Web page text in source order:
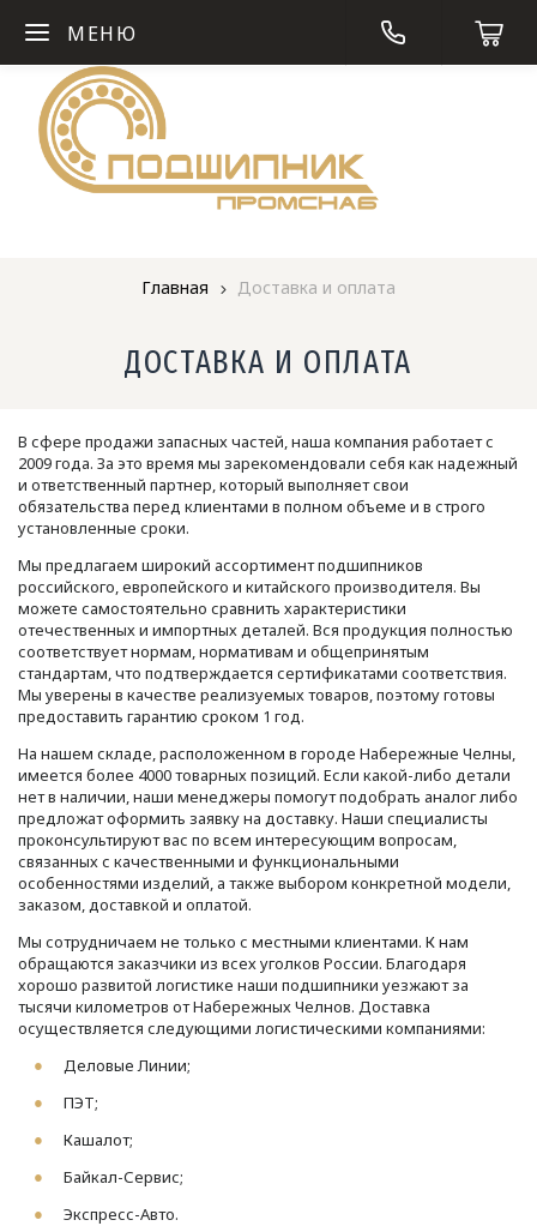
МЕНЮ
Главная Доставка и оплата
ДОСТАВКА И ОПЛАТА
В сфере продажи запасных частей, наша компания работает с
2009 года. За это время мы зарекомендовали себя как надежный
и ответственный партнер, который выполняет свои
обязательства перед клиентами в полном объеме и в строго
установленные сроки.
Мы предлагаем широкий ассортимент подшипников
российского, европейского и китайского производителя. Вы
можете самостоятельно сравнить характеристики
отечественных и импортных деталей. Вся продукция полностью
соответствует нормам, нормативам и общепринятым
стандартам, что подтверждается сертификатами соответствия.
Мы уверены в качестве реализуемых товаров, поэтому готовы
предоставить гарантию сроком 1 год.
На нашем складе, расположенном в городе Набережные Челны,
имеется более 4000 товарных позиций. Если какой-либо детали
нет в наличии, наши менеджеры помогут подобрать аналог либо
предложат оформить заявку на доставку. Наши специалисты
проконсультируют вас по всем интересующим вопросам,
связанных с качественными и функциональными
особенностями изделий, а также выбором конкретной модели,
заказом, доставкой и оплатой.
Мы сотрудничаем не только с местными клиентами. К нам
обращаются заказчики из всех уголков России. Благодаря
хорошо развитой логистике наши подшипники уезжают за
тысячи километров от Набережных Челнов. Доставка
осуществляется следующими логистическими компаниями:
Деловые Линии;
ПЭТ;
Кашалот;
Байкал-Сервис;
Экспресс-Авто.